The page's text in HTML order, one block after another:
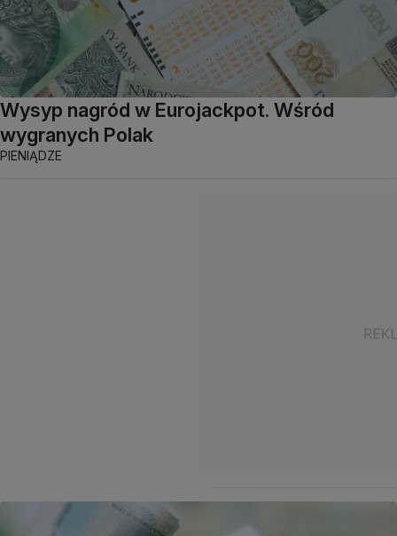
Wysyp nagród w Eurojackpot. Wśród
wygranych Polak
PIENIĄDZE